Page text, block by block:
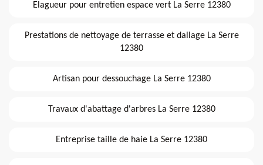
Elagueur pour entretien espace vert La Serre 12380
Prestations de nettoyage de terrasse et dallage La Serre
12380
Artisan pour dessouchage La Serre 12380
Travaux d'abattage d'arbres La Serre 12380
Entreprise taille de haie La Serre 12380